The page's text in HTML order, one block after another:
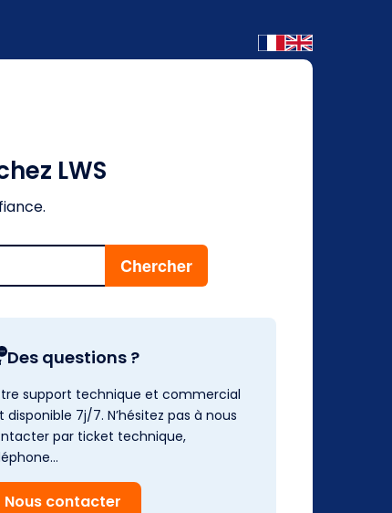
LWS
Des questions ?
support technique et commercial
disponible 7j/7. N’hésitez pas à nous
par ticket technique,
Nous contacter